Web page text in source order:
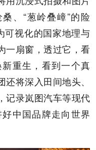
、“葱岭叠嶂”的险
可视化的国家地理与
一扇窗，透过它，看
重生，看到一个真
将深入田间地头、
记录岚图汽车等现代
中国品牌走向世界